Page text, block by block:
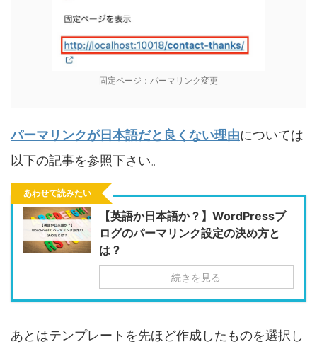
固定ページ：パーマリンク変更
パーマリンクが日本語だと良くない理由については
以下の記事を参照下さい。
あわせて読みたい
【英語か日本語か？】WordPressブ
ログのパーマリンク設定の決め方と
は？
続きを見る
あとはテンプレートを先ほど作成したものを選択し